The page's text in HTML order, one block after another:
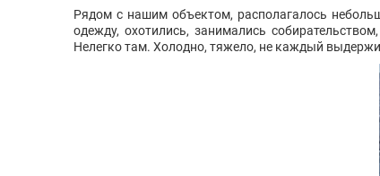
Рядом с нашим объектом, располагалось
одежду, охотились, занимались
Нелегко там. Холодно, тяжело, не каждый